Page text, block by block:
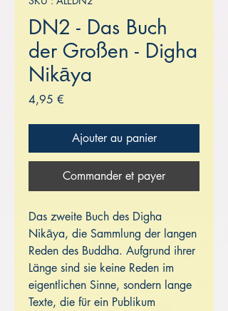
DN2 - Das Buch
der Großen - Digha
Nikāya
4,95 €
Ajouter au panier
Commander et payer
Das zweite Buch des Digha
Nikāya, die Sammlung der langen
Reden des Buddha. Aufgrund ihrer
Länge sind sie keine Reden im
eigentlichen Sinne, sondern lange
Texte, die für ein Publikum